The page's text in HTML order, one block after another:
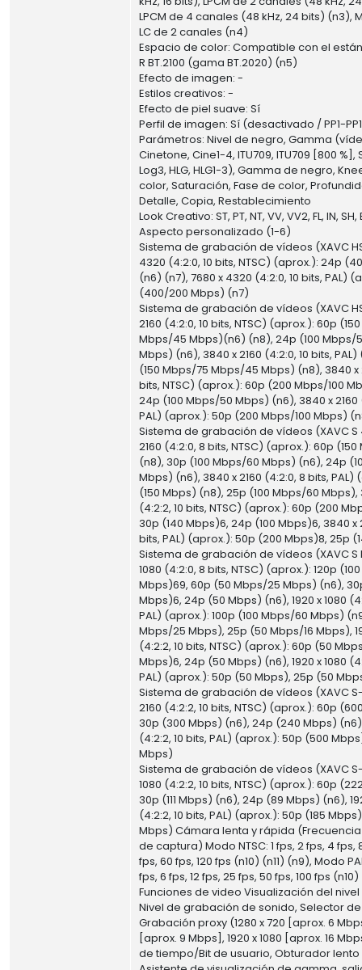
LPCM de 4 canales (48 kHz, 24 bits) (n3),
LC de 2 canales (n4)
Espacio de color: Compatible con el
R BT.2100 (gama BT.2020) (n5)
Efecto de imagen: -
Estilos creativos: -
Efecto de piel suave: Sí
Perfil de imagen: Sí (desactivado / PP1-
Parámetros: Nivel de negro, Gamma
Cinetone, Cine1-4, ITU709, ITU709 [800 %],
Log3, HLG, HLG1-3), Gamma de negro,
color, Saturación, Fase de color,
Detalle, Copia, Restablecimiento
Look Creativo: ST, PT, NT, VV, VV2, FL, IN, SH,
Aspecto personalizado (1-6)
Sistema de grabación de vídeos (XAVC
4320 (4:2:0, 10 bits, NTSC) (aprox.): 24p
(n6) (n7), 7680 x 4320 (4:2:0, 10 bits, PAL)
(400/200 Mbps) (n7)
Sistema de grabación de vídeos (XAVC
2160 (4:2:0, 10 bits, NTSC) (aprox.): 60p
Mbps/45 Mbps)(n6) (n8), 24p (100 Mbps/
Mbps) (n6), 3840 x 2160 (4:2:0, 10 bits,
(150 Mbps/75 Mbps/45 Mbps) (n8), 3840 x
bits, NTSC) (aprox.): 60p (200 Mbps/100
24p (100 Mbps/50 Mbps) (n6), 3840 x 2160
PAL) (aprox.): 50p (200 Mbps/100 Mbps)
Sistema de grabación de vídeos (XAVC S
2160 (4:2:0, 8 bits, NTSC) (aprox.): 60p
(n8), 30p (100 Mbps/60 Mbps) (n6), 24p
Mbps) (n6), 3840 x 2160 (4:2:0, 8 bits, PAL)
(150 Mbps) (n8), 25p (100 Mbps/60 Mbps),
(4:2:2, 10 bits, NTSC) (aprox.): 60p (200
30p (140 Mbps)6, 24p (100 Mbps)6, 3840 x
bits, PAL) (aprox.): 50p (200 Mbps)8, 25p
Sistema de grabación de vídeos (XAVC S
1080 (4:2:0, 8 bits, NTSC) (aprox.): 120p
Mbps)69, 60p (50 Mbps/25 Mbps) (n6),
Mbps)6, 24p (50 Mbps) (n6), 1920 x 1080
PAL) (aprox.): 100p (100 Mbps/60 Mbps)
Mbps/25 Mbps), 25p (50 Mbps/16 Mbps),
(4:2:2, 10 bits, NTSC) (aprox.): 60p (50
Mbps)6, 24p (50 Mbps) (n6), 1920 x 1080
PAL) (aprox.): 50p (50 Mbps), 25p (50
Sistema de grabación de vídeos (XAVC
2160 (4:2:2, 10 bits, NTSC) (aprox.): 60p
30p (300 Mbps) (n6), 24p (240 Mbps)
(4:2:2, 10 bits, PAL) (aprox.): 50p (500
Mbps)
Sistema de grabación de vídeos (XAVC S-
1080 (4:2:2, 10 bits, NTSC) (aprox.): 60p
30p (111 Mbps) (n6), 24p (89 Mbps) (n6),
(4:2:2, 10 bits, PAL) (aprox.): 50p (185
Mbps) Cámara lenta y rápida
de captura) Modo NTSC: 1 fps, 2 fps, 4 fps,
fps, 60 fps, 120 fps (n10) (n11) (n9), Modo
fps, 6 fps, 12 fps, 25 fps, 50 fps, 100 fps
Funciones de video Visualización del
Nivel de grabación de sonido, Selector de
Grabación proxy (1280 x 720 [aprox. 6
[aprox. 9 Mbps], 1920 x 1080 [aprox. 16
de tiempo/Bit de usuario, Obturador